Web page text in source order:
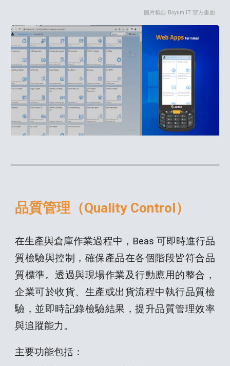
圖片截自 Boyum IT 官方畫面
品質管理（Quality Control）
在生產與倉庫作業過程中，Beas 可即時進行品
質檢驗與控制，確保產品在各個階段皆符合品
質標準。透過與現場作業及行動應用的整合，
企業可於收貨、生產或出貨流程中執行品質檢
驗，並即時記錄檢驗結果，提升品質管理效率
與追蹤能力。
主要功能包括：